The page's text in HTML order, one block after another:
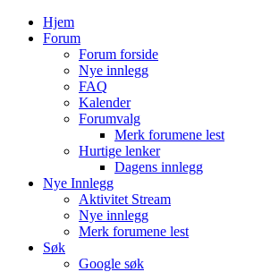
Hjem
Forum
Forum forside
Nye innlegg
FAQ
Kalender
Forumvalg
Merk forumene lest
Hurtige lenker
Dagens innlegg
Nye Innlegg
Aktivitet Stream
Nye innlegg
Merk forumene lest
Søk
Google søk